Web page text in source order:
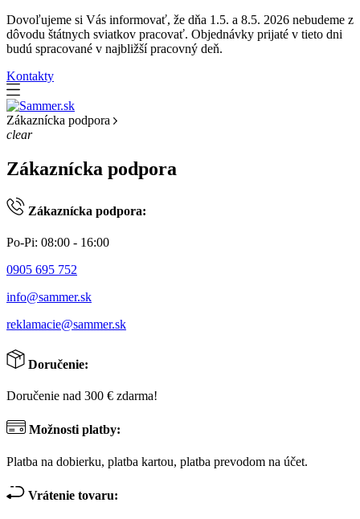
Dovoľujeme si Vás informovať, že dňa 1.5. a 8.5. 2026 nebudeme z
dôvodu štátnych sviatkov pracovať. Objednávky prijaté v tieto dni
budú spracované v najbližší pracovný deň.
Kontakty
Zákaznícka podpora
clear
Zákaznícka podpora
Zákaznícka podpora:
Po-Pi: 08:00 - 16:00
0905 695 752
info@sammer.sk
reklamacie@sammer.sk
Doručenie:
Doručenie nad 300 € zdarma!
Možnosti platby:
Platba na dobierku, platba kartou, platba prevodom na účet.
Vrátenie tovaru: